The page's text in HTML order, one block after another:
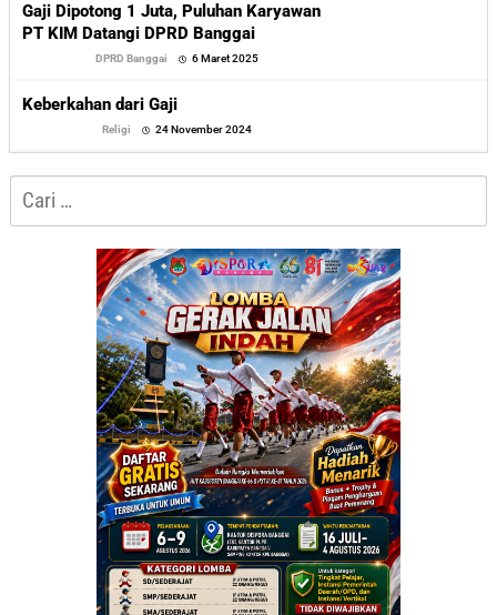
Gaji Dipotong 1 Juta, Puluhan Karyawan
PT KIM Datangi DPRD Banggai
DPRD Banggai 6 Maret 2025
Keberkahan dari Gaji
Religi 24 November 2024
Cari
untuk: